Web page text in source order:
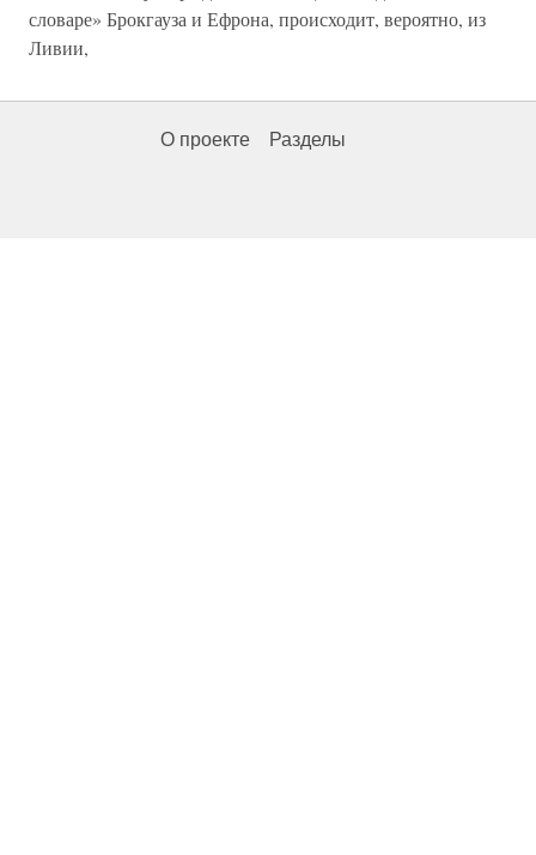
словаре» Брокгауза и Ефрона, происходит, вероятно, из
Ливии,
О проекте Разделы